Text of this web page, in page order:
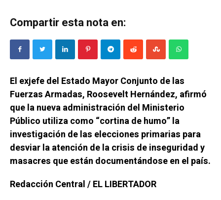
Compartir esta nota en:
El exjefe del Estado Mayor Conjunto de las
Fuerzas Armadas, Roosevelt Hernández, afirmó
que la nueva administración del Ministerio
Público utiliza como “cortina de humo” la
investigación de las elecciones primarias para
desviar la atención de la crisis de inseguridad y
masacres que están documentándose en el país.
Redacción Central / EL LIBERTADOR